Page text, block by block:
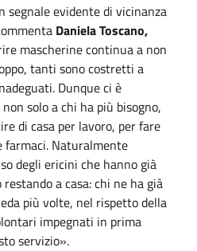
segnale evidente di vicinanza
Daniela Toscano,
mascherine continua a non
tanti sono costretti a
Dunque ci è
solo a chi ha più bisogno,
di casa per lavoro, per fare
farmaci. Naturalmente
degli ericini che hanno già
a casa: chi ne ha già
più volte, nel rispetto della
impegnati in prima
servizio».